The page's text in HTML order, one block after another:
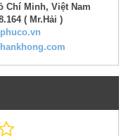
Chí Minh, Việt Nam
( Mr.Hải )